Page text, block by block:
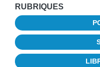
RUBRIQUES